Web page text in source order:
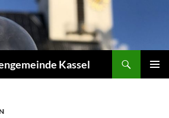
Kassel